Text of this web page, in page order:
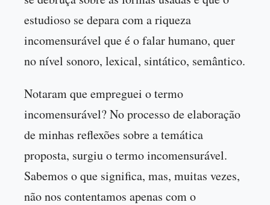
estudioso se depara com a riqueza
incomensurável que é o falar humano, quer
no nível sonoro, lexical, sintático, semântico.
Notaram que empreguei o termo
incomensurável? No processo de elaboração
de minhas reflexões sobre a temática
proposta, surgiu o termo incomensurável.
Sabemos o que significa, mas, muitas vezes,
não nos contentamos apenas com o